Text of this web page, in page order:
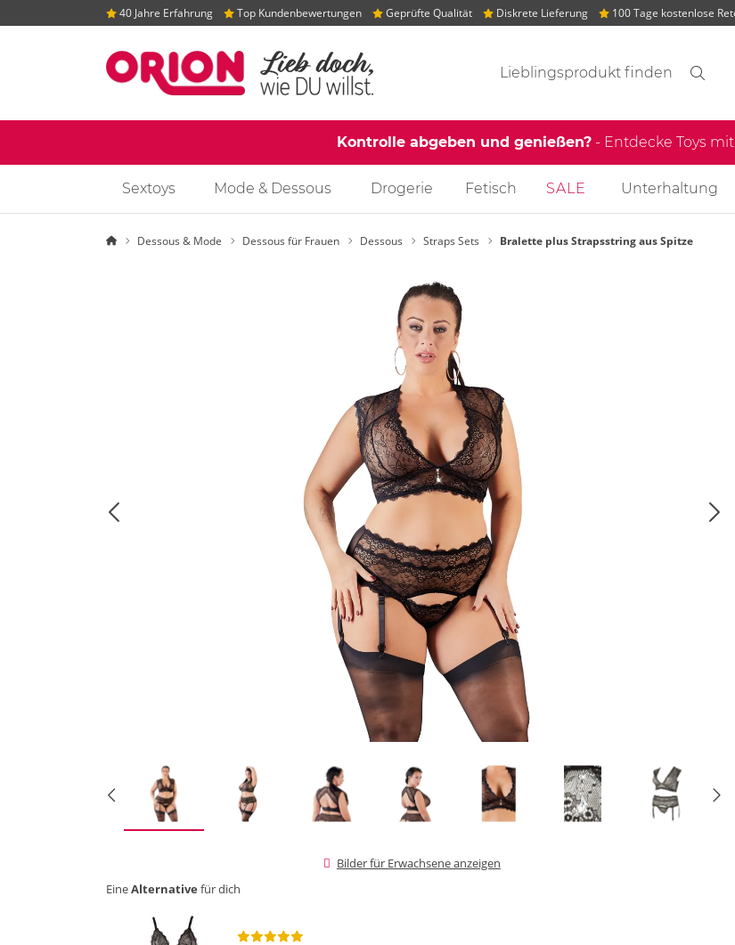
40 Jahre Erfahrung Top Kundenbewertungen Geprüfte Qualität Diskrete Lieferung 100 Tage kostenlose
Suchvorschläge
Kontrolle abgeben und genießen? - Entdecke Toys
Sextoys Mode & Dessous Drogerie Fetisch SALE Unterhaltung
StartseiteDessous & Mode Dessous für Frauen Dessous Straps Sets Bralette plus Strapsstring aus Spitze
Bilder für Erwachsene anzeigen
EineAlternative für dich